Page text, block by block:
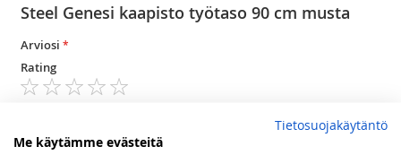
Steel Genesi kaapisto työtaso 90 cm musta
Arviosi
Rating
Tietosuojakäytäntö
Me käytämme evästeitä